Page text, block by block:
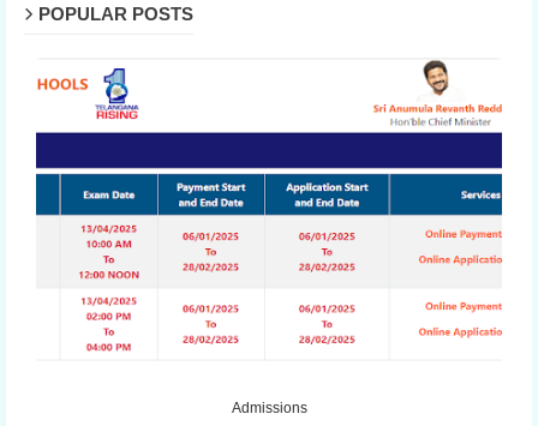
POPULAR POSTS
Admissions